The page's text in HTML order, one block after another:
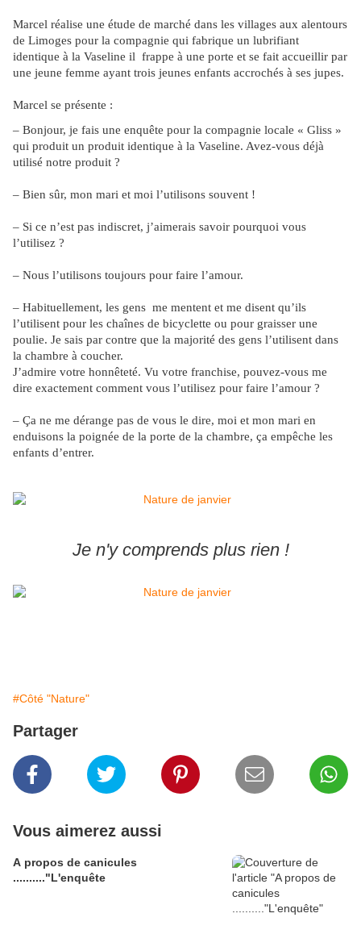
Marcel réalise une étude de marché dans les villages aux alentours
de Limoges pour la compagnie qui fabrique un lubrifiant
identique à la Vaseline il frappe à une porte et se fait accueillir par
une jeune femme ayant trois jeunes enfants accrochés à ses jupes.
Marcel se présente :
– Bonjour, je fais une enquête pour la compagnie locale « Gliss »
qui produit un produit identique à la Vaseline. Avez-vous déjà
utilisé notre produit ?
– Bien sûr, mon mari et moi l’utilisons souvent !
– Si ce n’est pas indiscret, j’aimerais savoir pourquoi vous
l’utilisez ?
– Nous l’utilisons toujours pour faire l’amour.
– Habituellement, les gens me mentent et me disent qu’ils
l’utilisent pour les chaînes de bicyclette ou pour graisser une
poulie. Je sais par contre que la majorité des gens l’utilisent dans
la chambre à coucher.
J’admire votre honnêteté. Vu votre franchise, pouvez-vous me
dire exactement comment vous l’utilisez pour faire l’amour ?
– Ça ne me dérange pas de vous le dire, moi et mon mari en
enduisons la poignée de la porte de la chambre, ça empêche les
enfants d’entrer.
Je n'y comprends plus rien !
#Côté "Nature"
Partager
Vous aimerez aussi
A propos de canicules
.........."L'enquête